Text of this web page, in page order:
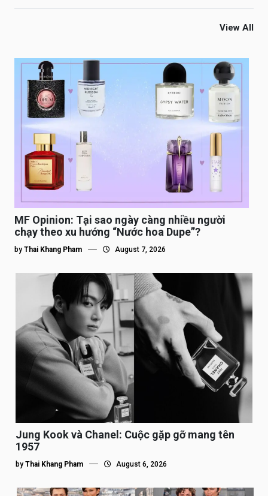
View All
MF Opinion: Tại sao ngày càng nhiều người
chạy theo xu hướng “Nước hoa Dupe”?
by Thai Khang Pham August 7, 2026
Jung Kook và Chanel: Cuộc gặp gỡ mang tên
1957
by Thai Khang Pham August 6, 2026